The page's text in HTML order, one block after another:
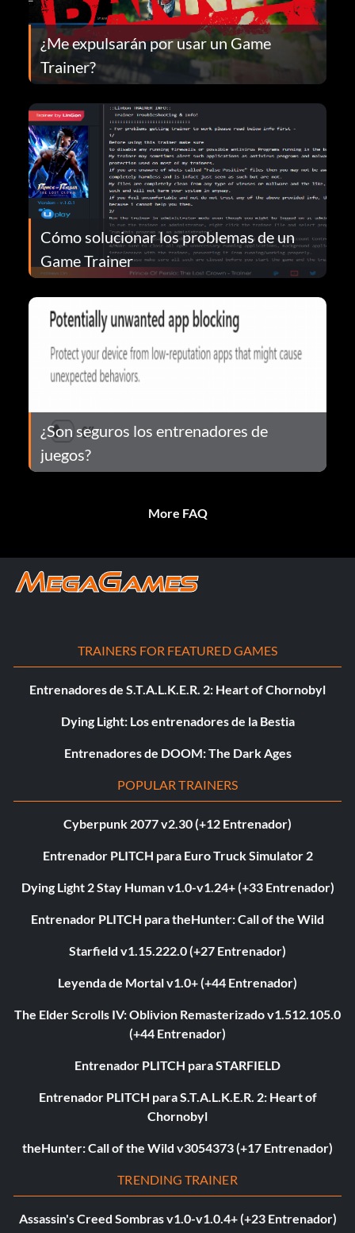
¿Me expulsarán por usar un Game
Trainer?
Cómo solucionar los problemas de un
Game Trainer
¿Son seguros los entrenadores de
juegos?
More FAQ
TRAINERS FOR FEATURED GAMES
Entrenadores de S.T.A.L.K.E.R. 2: Heart of Chornobyl
Dying Light: Los entrenadores de la Bestia
Entrenadores de DOOM: The Dark Ages
POPULAR TRAINERS
Cyberpunk 2077 v2.30 (+12 Entrenador)
Entrenador PLITCH para Euro Truck Simulator 2
Dying Light 2 Stay Human v1.0-v1.24+ (+33 Entrenador)
Entrenador PLITCH para theHunter: Call of the Wild
Starfield v1.15.222.0 (+27 Entrenador)
Leyenda de Mortal v1.0+ (+44 Entrenador)
The Elder Scrolls IV: Oblivion Remasterizado v1.512.105.0
(+44 Entrenador)
Entrenador PLITCH para STARFIELD
Entrenador PLITCH para S.T.A.L.K.E.R. 2: Heart of
Chornobyl
theHunter: Call of the Wild v3054373 (+17 Entrenador)
TRENDING TRAINER
Assassin's Creed Sombras v1.0-v1.0.4+ (+23 Entrenador)